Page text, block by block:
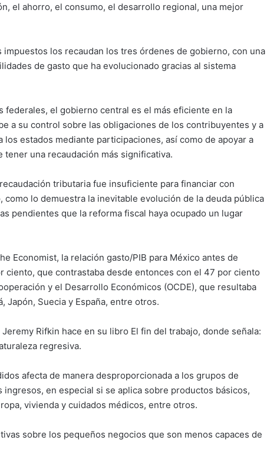
el ahorro, el consumo, el desarrollo regional, una mejor
los recaudan los tres órdenes de gobierno, con una
de gasto que ha evolucionado gracias al sistema
federales, el gobierno central es el más eficiente en la
a su control sobre las obligaciones de los contribuyentes y a
estados mediante participaciones, así como de apoyar a
una recaudación más significativa.
tributaria fue insuficiente para financiar con
lo demuestra la inevitable evolución de la deuda pública
pendientes que la reforma fiscal haya ocupado un lugar
Economist, la relación gasto/PIB para México antes de
que contrastaba desde entonces con el 47 por ciento
y el Desarrollo Económicos (OCDE), que resultaba
Japón, Suecia y España, entre otros.
Rifkin hace en su libro El fin del trabajo, donde señala:
regresiva.
afecta de manera desproporcionada a los grupos de
en especial si se aplica sobre productos básicos,
vivienda y cuidados médicos, entre otros.
sobre los pequeños negocios que son menos capaces de